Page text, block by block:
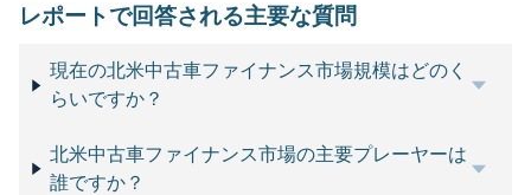
レポートで回答される主要な質問
現在の北米中古車ファイナンス市場規模はどのく
らいですか？
北米中古車ファイナンス市場の主要プレーヤーは
誰ですか？